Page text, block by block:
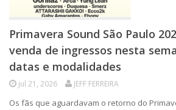
Primavera Sound São Paulo
venda de ingressos nesta
datas e modalidades
jul 21, 2026 JEFF FERREIRA
Os fãs que aguardavam o retorno do